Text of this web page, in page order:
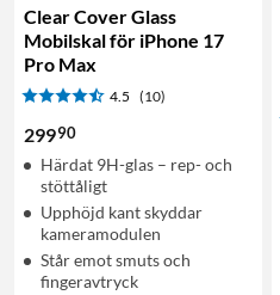
Clear Cover Glass
Mobilskal för iPhone 17
Pro Max
4.5 (10)
29990
Härdat 9H-glas – rep- och
stöttåligt
Upphöjd kant skyddar
kameramodulen
Står emot smuts och
fingeravtryck